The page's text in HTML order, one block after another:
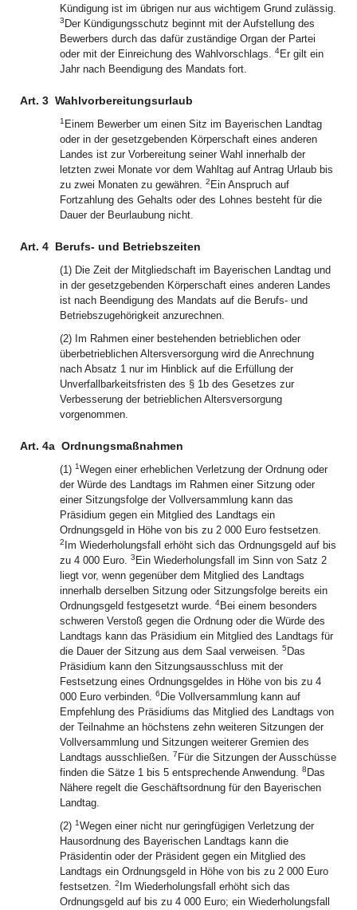
Kündigung ist im übrigen nur aus wichtigem Grund zulässig.
3 Der Kündigungsschutz beginnt mit der Aufstellung des
Bewerbers durch das dafür zuständige Organ der Partei
oder mit der Einreichung des Wahlvorschlags. 4Er gilt ein
Jahr nach Beendigung des Mandats fort.
Art. 3 Wahlvorbereitungsurlaub
1 Einem Bewerber um einen Sitz im Bayerischen Landtag
oder in der gesetzgebenden Körperschaft eines anderen
Landes ist zur Vorbereitung seiner Wahl innerhalb der
letzten zwei Monate vor dem Wahltag auf Antrag Urlaub bis
zu zwei Monaten zu gewähren. 2 Ein Anspruch auf
Fortzahlung des Gehalts oder des Lohnes besteht für die
Dauer der Beurlaubung nicht.
Art. 4 Berufs- und Betriebszeiten
(1) Die Zeit der Mitgliedschaft im Bayerischen Landtag und
in der gesetzgebenden Körperschaft eines anderen Landes
ist nach Beendigung des Mandats auf die Berufs- und
Betriebszugehörigkeit anzurechnen.
(2) Im Rahmen einer bestehenden betrieblichen oder
überbetrieblichen Altersversorgung wird die Anrechnung
nach Absatz 1 nur im Hinblick auf die Erfüllung der
Unverfallbarkeitsfristen des § 1b des Gesetzes zur
Verbesserung der betrieblichen Altersversorgung
vorgenommen.
Art. 4a Ordnungsmaßnahmen
(1) 1Wegen einer erheblichen Verletzung der Ordnung oder
der Würde des Landtags im Rahmen einer Sitzung oder
einer Sitzungsfolge der Vollversammlung kann das
Präsidium gegen ein Mitglied des Landtags ein
Ordnungsgeld in Höhe von bis zu 2 000 Euro festsetzen.
2 Im Wiederholungsfall erhöht sich das Ordnungsgeld auf bis
zu 4 000 Euro. 3 Ein Wiederholungsfall im Sinn von Satz 2
liegt vor, wenn gegenüber dem Mitglied des Landtags
innerhalb derselben Sitzung oder Sitzungsfolge bereits ein
Ordnungsgeld festgesetzt wurde. 4Bei einem besonders
schweren Verstoß gegen die Ordnung oder die Würde des
Landtags kann das Präsidium ein Mitglied des Landtags für
die Dauer der Sitzung aus dem Saal verweisen. 5 Das
Präsidium kann den Sitzungsausschluss mit der
Festsetzung eines Ordnungsgeldes in Höhe von bis zu 4
000 Euro verbinden. 6 Die Vollversammlung kann auf
Empfehlung des Präsidiums das Mitglied des Landtags von
der Teilnahme an höchstens zehn weiteren Sitzungen der
Vollversammlung und Sitzungen weiterer Gremien des
Landtags ausschließen. 7 Für die Sitzungen der Ausschüsse
finden die Sätze 1 bis 5 entsprechende Anwendung. 8 Das
Nähere regelt die Geschäftsordnung für den Bayerischen
Landtag.
(2) 1Wegen einer nicht nur geringfügigen Verletzung der
Hausordnung des Bayerischen Landtags kann die
Präsidentin oder der Präsident gegen ein Mitglied des
Landtags ein Ordnungsgeld in Höhe von bis zu 2 000 Euro
festsetzen. 2 Im Wiederholungsfall erhöht sich das
Ordnungsgeld auf bis zu 4 000 Euro; ein Wiederholungsfall